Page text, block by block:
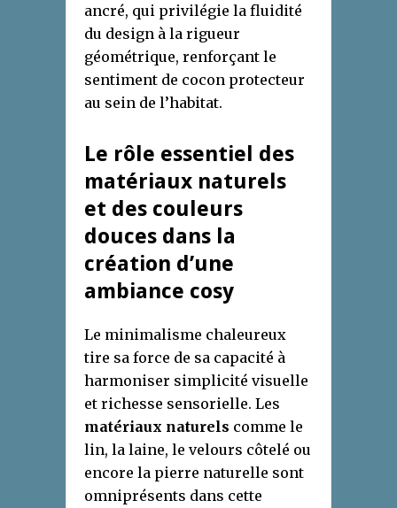
ancré, qui privilégie la fluidité
du design à la rigueur
géométrique, renforçant le
sentiment de cocon protecteur
au sein de l’habitat.
Le rôle essentiel des
matériaux naturels
et des couleurs
douces dans la
création d’une
ambiance cosy
Le minimalisme chaleureux
tire sa force de sa capacité à
harmoniser simplicité visuelle
et richesse sensorielle. Les
matériaux naturels comme le
lin, la laine, le velours côtelé ou
encore la pierre naturelle sont
omniprésents dans cette